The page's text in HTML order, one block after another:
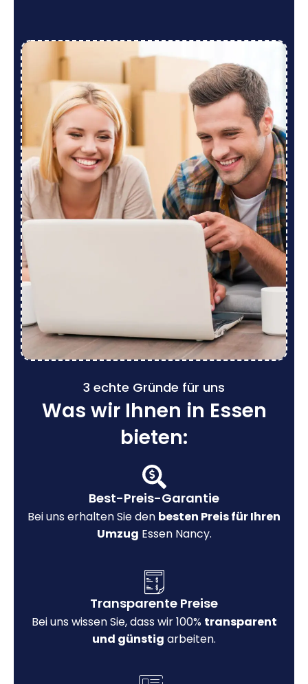
3 echte Gründe für uns
Was wir Ihnen in Essen
bieten:
Best-Preis-Garantie
Bei uns erhalten Sie den besten Preis für Ihren
Umzug Essen Nancy.
Transparente Preise
Bei uns wissen Sie, dass wir 100% transparent
und günstig arbeiten.